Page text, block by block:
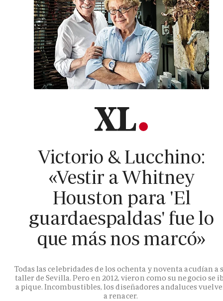
Victorio & Lucchino:
«Vestir a Whitney
Houston para 'El
guardaespaldas' fue lo
que más nos marcó»
Todas las celebridades de los ochenta y noventa acudían a
taller de Sevilla. Pero en 2012, vieron como su negocio se
a pique. Incombustibles, los diseñadores andaluces
a renacer.